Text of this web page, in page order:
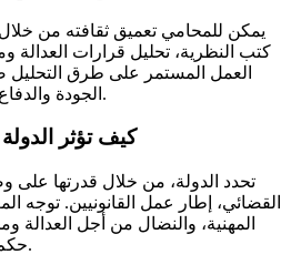
يمكن للمحامي تعميق ثقافته من
كتب النظرية، تحليل قرارات العدالة
العمل المستمر على طرق التحليل
الجودة والدفاع بفعالية عن مصالح عملائه.
كيف تؤثر
تحدد الدولة، من خلال قدرتها على
القضائي، إطار عمل القانونيين. توجه
المهنية، والنضال من أجل العدالة
حكم القانون بذلك جميع المهنة.